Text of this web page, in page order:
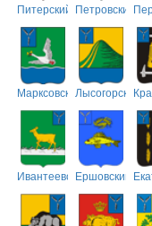
Питерский Петровский
МарксовскийЛысогорский
ИвантеевскийЕршовский